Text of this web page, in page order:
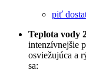
piť
Teplota vody
intenzívnejšie
osviežujúca a
sa: